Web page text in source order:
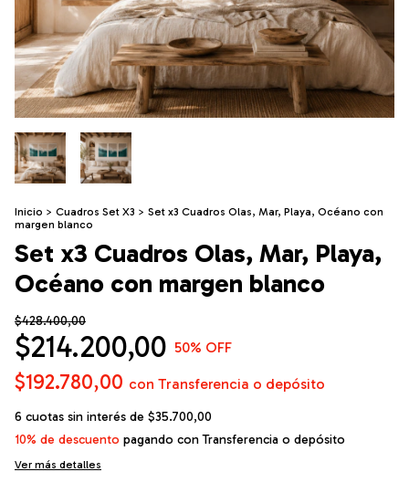
Inicio > Cuadros Set X3 > Set x3 Cuadros Olas, Mar, Playa, Océano con
margen blanco
Set x3 Cuadros Olas, Mar, Playa,
Océano con margen blanco
$428.400,00
$214.200,00 50% OFF
$192.780,00 con Transferencia o depósito
6 cuotas sin interés de $35.700,00
10% de descuento pagando con Transferencia o depósito
Ver más detalles